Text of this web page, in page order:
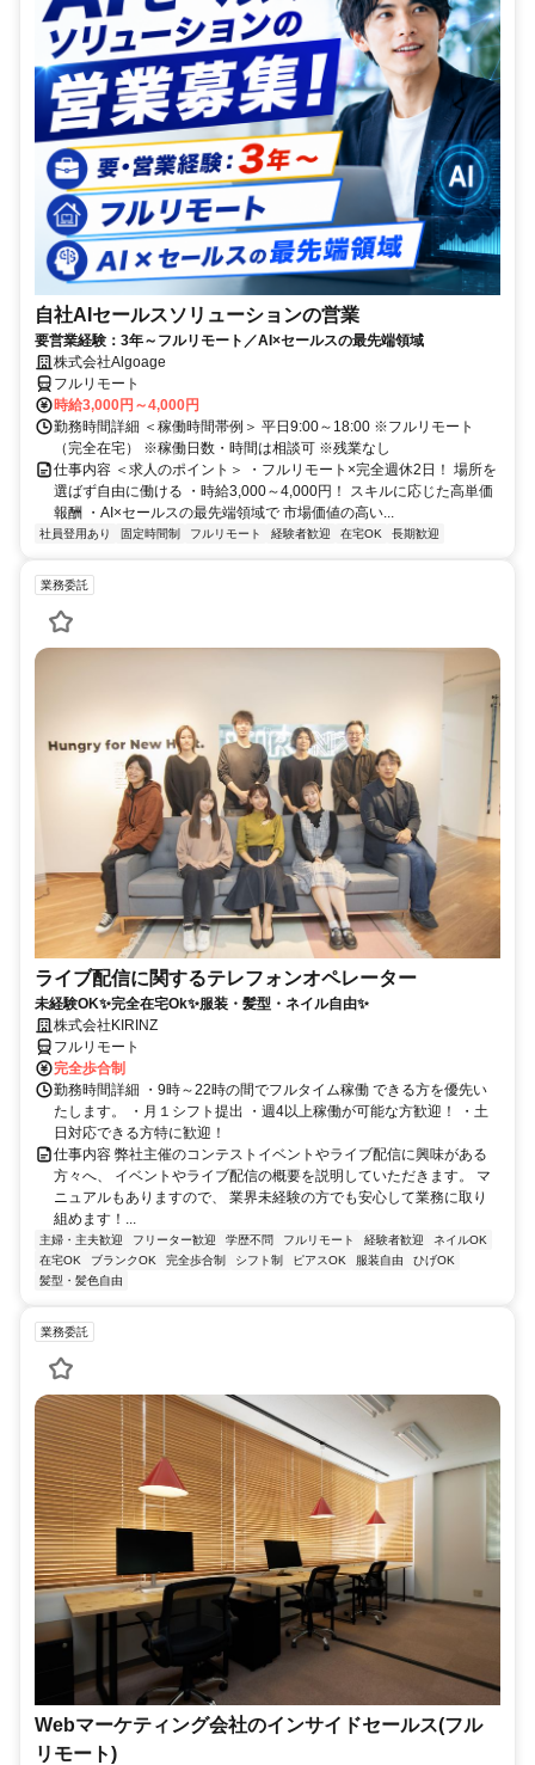
自社AIセールスソリューションの営業
要営業経験：3年～フルリモート／AI×セールスの最先端領域
株式会社Algoage
フルリモート
時給3,000円～4,000円
勤務時間詳細 ＜稼働時間帯例＞ 平日9:00～18:00 ※フルリモート
（完全在宅） ※稼働日数・時間は相談可 ※残業なし
仕事内容 ＜求人のポイント＞ ・フルリモート×完全週休2日！ 場所を
選ばず自由に働ける ・時給3,000～4,000円！ スキルに応じた高単価
報酬 ・AI×セールスの最先端領域で 市場価値の高い...
社員登用あり 固定時間制 フルリモート 経験者歓迎 在宅OK 長期歓迎
業務委託
ライブ配信に関するテレフォンオペレーター
未経験OK✨完全在宅Ok✨服装・髪型・ネイル自由✨
株式会社KIRINZ
フルリモート
完全歩合制
勤務時間詳細 ・9時～22時の間でフルタイム稼働 できる方を優先い
たします。 ・月１シフト提出 ・週4以上稼働が可能な方歓迎！ ・土
日対応できる方特に歓迎！
仕事内容 弊社主催のコンテストイベントやライブ配信に興味がある
方々へ、 イベントやライブ配信の概要を説明していただきます。 マ
ニュアルもありますので、 業界未経験の方でも安心して業務に取り
組めます！...
主婦・主夫歓迎 フリーター歓迎 学歴不問 フルリモート 経験者歓迎
ネイルOK
在宅OK
ブランクOK 完全歩合制 シフト制 ピアスOK 服装自由
ひげOK
髪型・髪色自由
業務委託
Webマーケティング会社のインサイドセールス(フル
リモート)